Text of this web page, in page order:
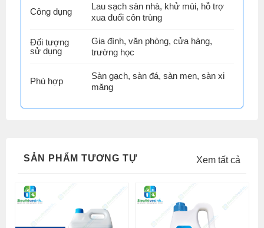
Công dụng
Lau sạch sàn nhà, khử mùi, hỗ trợ
xua đuổi côn trùng
Đối tượng
sử dụng
Gia đình, văn phòng, cửa hàng,
trường học
Phù hợp
Sàn gạch, sàn đá, sàn men, sàn xi
măng
SẢN PHẨM TƯƠNG TỰ Xem tất cả